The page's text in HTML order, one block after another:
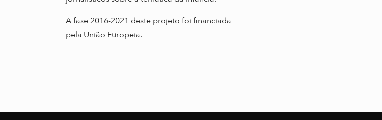
A fase 2016-2021 deste projeto foi financiada
pela União Europeia.